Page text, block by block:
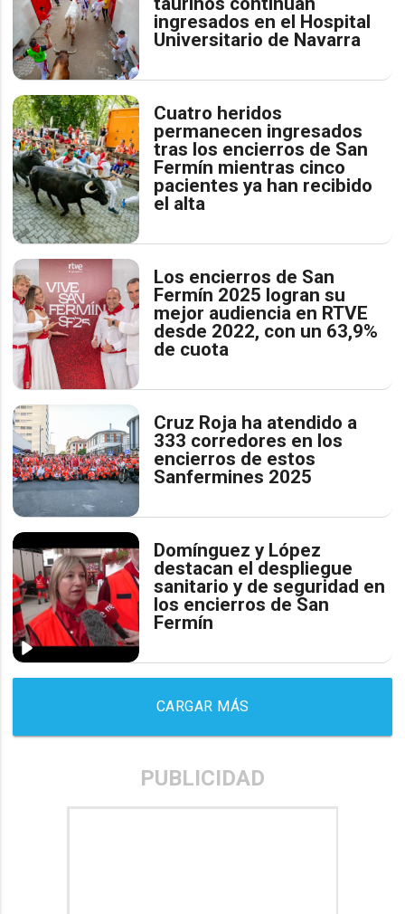
ingresados en el Hospital
Universitario de Navarra
Cuatro heridos
permanecen ingresados
tras los encierros de San
Fermín mientras cinco
pacientes ya han recibido
el alta
Los encierros de San
Fermín 2025 logran su
mejor audiencia en RTVE
desde 2022, con un 63,9%
de cuota
Cruz Roja ha atendido a
333 corredores en los
encierros de estos
Sanfermines 2025
Domínguez y López
destacan el despliegue
sanitario y de seguridad en
los encierros de San
Fermín
CARGAR MÁS
PUBLICIDAD